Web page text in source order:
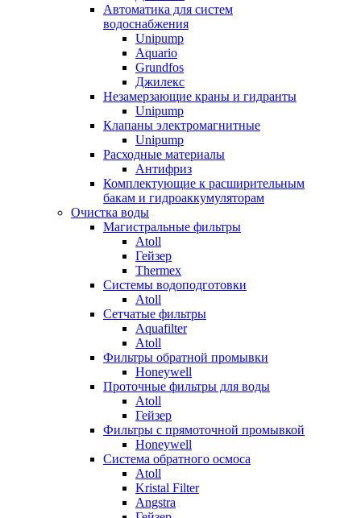
Автоматика для систем
водоснабжения
Unipump
Aquario
Grundfos
Джилекс
Незамерзающие краны и гидранты
Unipump
Клапаны электромагнитные
Unipump
Расходные материалы
Антифриз
Комплектующие к расширительным
бакам и гидроаккумуляторам
Очистка воды
Магистральные фильтры
Atoll
Гейзер
Thermex
Системы водоподготовки
Atoll
Сетчатые фильтры
Aquafilter
Atoll
Фильтры обратной промывки
Honeywell
Проточные фильтры для воды
Atoll
Гейзер
Фильтры с прямоточной промывкой
Honeywell
Система обратного осмоса
Atoll
Kristal Filter
Angstra